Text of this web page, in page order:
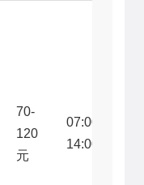
70-
120
元
07:00-
14:00